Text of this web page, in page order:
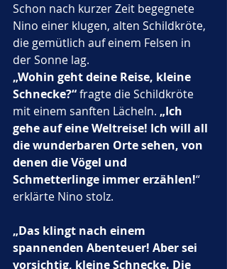
Schon nach kurzer Zeit begegnete
Nino einer klugen, alten Schildkröte,
die gemütlich auf einem Felsen in
der Sonne lag.
„Wohin geht deine Reise, kleine
Schnecke?“ fragte die Schildkröte
mit einem sanften Lächeln. „Ich
gehe auf eine Weltreise! Ich will all
die wunderbaren Orte sehen, von
denen die Vögel und
Schmetterlinge immer erzählen!“
erklärte Nino stolz.
„Das klingt nach einem
spannenden Abenteuer! Aber sei
vorsichtig, kleine Schnecke. Die